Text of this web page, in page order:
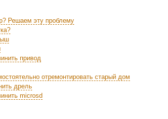
Решаем эту проблему
привод
отремонтировать старый дом
дрель
microsd